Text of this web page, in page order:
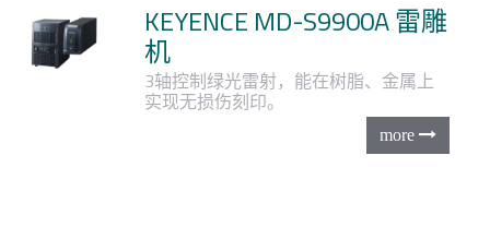
KEYENCE MD-S9900A 雷雕
机
3轴控制绿光雷射，能在树脂、金属上
实现无损伤刻印。